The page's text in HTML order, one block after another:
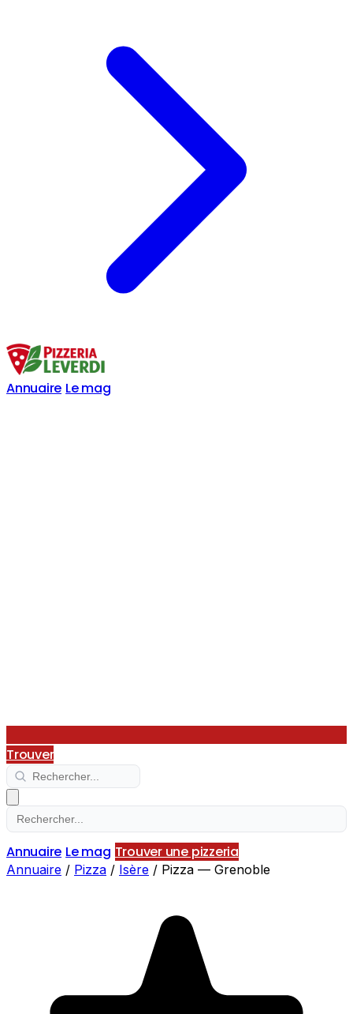
Annuaire Le mag
Trouver
Annuaire Le mag Trouver une pizzeria
Annuaire / Pizza / Isère / Pizza — Grenoble